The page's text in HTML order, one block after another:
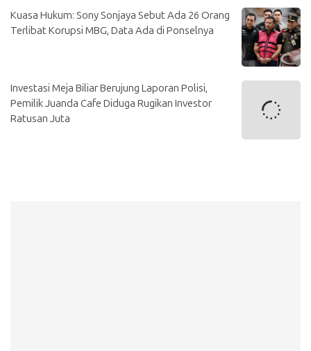
Kuasa Hukum: Sony Sonjaya Sebut Ada 26 Orang
Terlibat Korupsi MBG, Data Ada di Ponselnya
Investasi Meja Biliar Berujung Laporan Polisi,
Pemilik Juanda Cafe Diduga Rugikan Investor
Ratusan Juta